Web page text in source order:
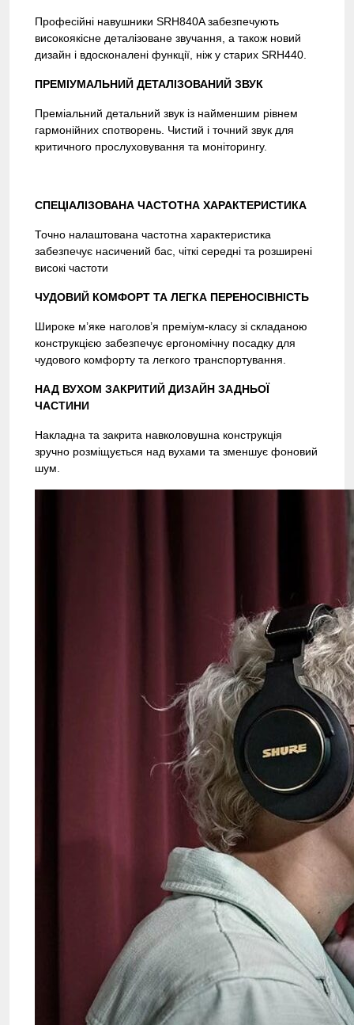
Професійні навушники SRH840A забезпечують
високоякісне деталізоване звучання, а також новий
дизайн і вдосконалені функції, ніж у старих SRH440.
ПРЕМІУМАЛЬНИЙ ДЕТАЛІЗОВАНИЙ ЗВУК
Преміальний детальний звук із найменшим рівнем
гармонійних спотворень. Чистий і точний звук для
критичного прослуховування та моніторингу.
СПЕЦІАЛІЗОВАНА ЧАСТОТНА ХАРАКТЕРИСТИКА
Точно налаштована частотна характеристика
забезпечує насичений бас, чіткі середні та розширені
високі частоти
ЧУДОВИЙ КОМФОРТ ТА ЛЕГКА ПЕРЕНОСІВНІСТЬ
Широке м’яке наголов’я преміум-класу зі складаною
конструкцією забезпечує ергономічну посадку для
чудового комфорту та легкого транспортування.
НАД ВУХОМ ЗАКРИТИЙ ДИЗАЙН ЗАДНЬОЇ
ЧАСТИНИ
Накладна та закрита навколовушна конструкція
зручно розміщується над вухами та зменшує фоновий
шум.